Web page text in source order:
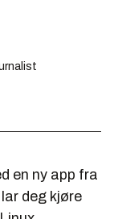
en ny app fra
deg kjøre